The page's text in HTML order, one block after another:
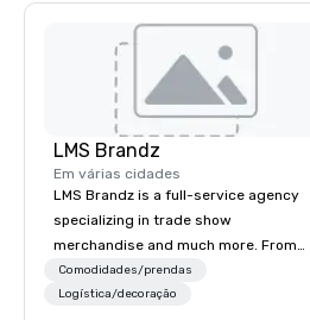
LMS Brandz
Em várias cidades
LMS Brandz is a full-service agency
specializing in trade show
merchandise and much more. From
booth giveaways and branded apparel
to executive gifting, displays,
Comodidades/prendas
Logística/decoração